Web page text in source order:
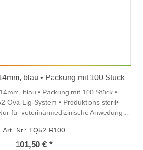
Ligatur-Ringe • 14mm, blau • Packung mit 100 Stück
System • Produktions steril•
Art.-Nr.: TQ52-R100
101,50 € *